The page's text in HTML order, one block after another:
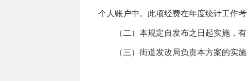
个人账户中。此项经费在年度统计工作考
（二）本规定自发布之日起实施，有
（三）街道发改局负责本方案的实施